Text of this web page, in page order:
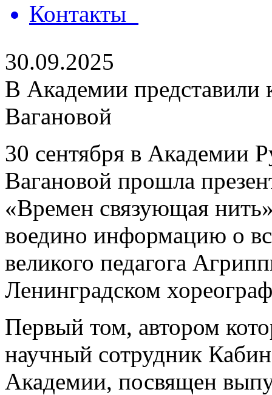
Контакты
30.09.2025
В Академии
Вагановой
30 сентября в Академии
Вагановой прошла
«Времен связующая
воедино информацию о
великого педагога
Ленинградском
Первый том, автором
научный сотрудник
Академии, посвящен